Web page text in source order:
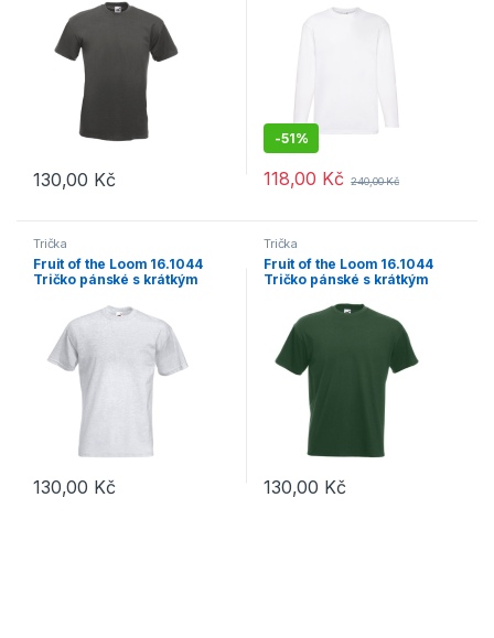
130,00 Kč
Tento produkt má více variant. Možnosti lze vybrat na stránce
-51%
118,00 Kč 240,00Kč
Trička
Fruit of the Loom 16.1044
Tričko pánské s krátkým
130,00 Kč
Trička
Fruit of the Loom 16.1044
Tričko pánské s krátkým
130,00 Kč